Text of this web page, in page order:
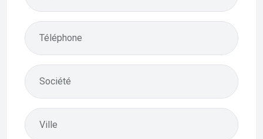
Téléphone
Société
Ville